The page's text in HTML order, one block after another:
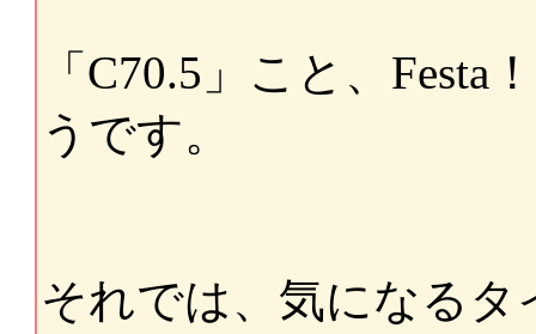
「C70.5」こと、
うです。
それでは、気になる